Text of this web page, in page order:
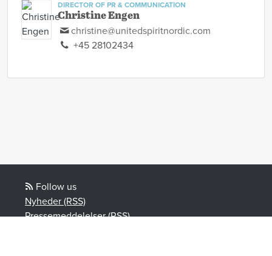
DIRECTOR OF PR & COMMUNICATION
Christine Engen
christine@unitedspiritnordic.com
+45 28102434
Follow us
Nyheder (RSS)
Pressemeddelelser (RSS)